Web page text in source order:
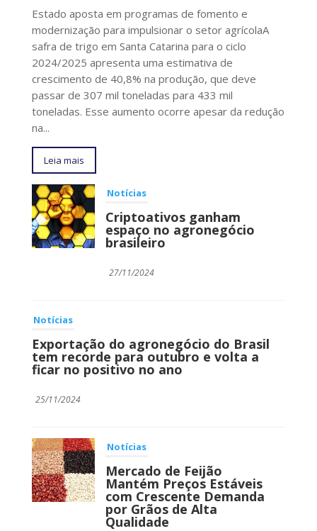
Estado aposta em programas de fomento e
modernização para impulsionar o setor agrícolaA
safra de trigo em Santa Catarina para o ciclo
2024/2025 apresenta uma estimativa de
crescimento de 40,8% na produção, que deve
passar de 307 mil toneladas para 433 mil
toneladas. Esse aumento ocorre apesar da redução
na...
Leia mais
Notícias
Criptoativos ganham
espaço no agronegócio
brasileiro
27/11/2024
Notícias
Exportação do agronegócio do Brasil
tem recorde para outubro e volta a
ficar no positivo no ano
25/11/2024
Notícias
Mercado de Feijão
Mantém Preços Estáveis
com Crescente Demanda
por Grãos de Alta
Qualidade